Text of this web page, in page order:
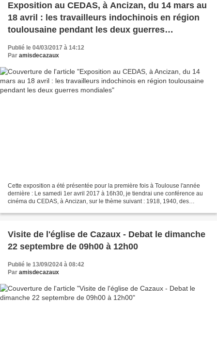
Exposition au CEDAS, à Ancizan, du 14 mars au
18 avril : les travailleurs indochinois en région
toulousaine pendant les deux guerres
mondiales
Publié le 04/03/2017 à 14:12
Par amisdecazaux
Cette exposition a été présentée pour la première fois à Toulouse l'année
dernière : Le samedi 1er avril 2017 à 16h30, je tiendrai une conférence au
cinéma du CEDAS, à Ancizan, sur le thème suivant : 1918, 1940, des
Visite de l'église de Cazaux - Debat le dimanche
22 septembre de 09h00 à 12h00
Publié le 13/09/2024 à 08:42
Par amisdecazaux